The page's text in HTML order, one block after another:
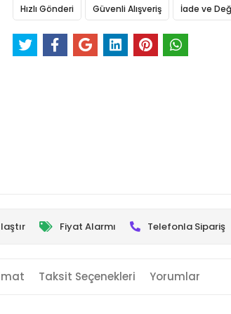
Hızlı Gönderi Güvenli Alışveriş İade ve
Fiyat Alarmı Telefonla Sipariş
Taksit Seçenekleri Yorumlar